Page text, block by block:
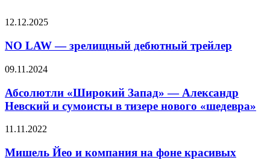
NO
—
зрелищный
дебютный
трейлер
12.12.2025
NO LAW — зрелищный дебютный трейлер
Абсолютли
Запад»
—
Александр
и
в
09.11.2024
Абсолютли «Широкий Запад» — Александр
Невский и сумоисты в тизере нового «шедевра»
Мишель
и
11.11.2022
Мишель Йео и компания на фоне красивых